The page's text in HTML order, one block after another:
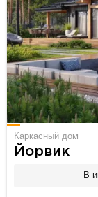
Каркасный дом
Йорвик
В